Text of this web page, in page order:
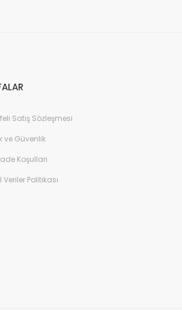
Satış Sözleşmesi
ve Güvenlik
Koşullari
Veriler Politikası